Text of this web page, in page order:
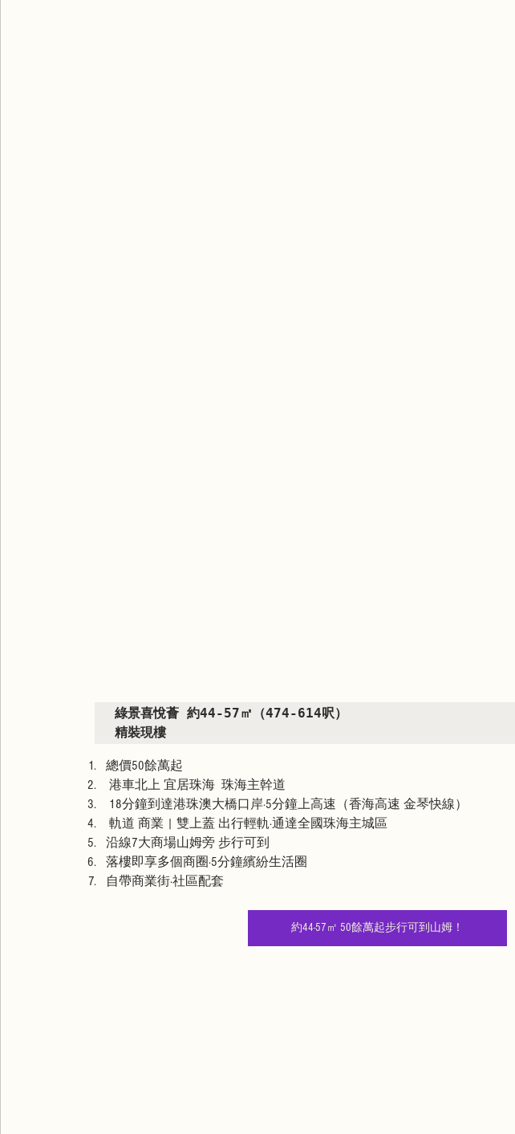
綠景喜悅薈 約44-57㎡（474-614呎）
精裝現樓
總價50餘萬起
港車北上 宜居珠海  珠海主幹道
18分鐘到達港珠澳大橋口岸·5分鐘上高速（香海高速 金琴快線）
軌道 商業 | 雙上蓋 出行輕軌·通達全國珠海主城區
沿線7大商場山姆旁 步行可到
落樓即享多個商圈·5分鐘繽紛生活圈
自帶商業街·社區配套
約44-57㎡ 50餘萬起步行可到山姆！